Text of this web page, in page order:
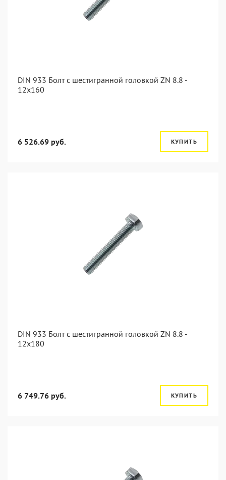
DIN 933 Болт с шестигранной головкой ZN 8.8 -
12x160
6 526.69 руб. КУПИТЬ
DIN 933 Болт с шестигранной головкой ZN 8.8 -
12x180
6 749.76 руб. КУПИТЬ